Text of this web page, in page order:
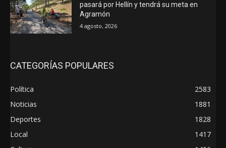
pasará por Hellín y tendrá su meta en
Agramón
4 agosto, 2026
CATEGORÍAS POPULARES
Política
2583
Noticias
1881
Deportes
1828
Local
1417